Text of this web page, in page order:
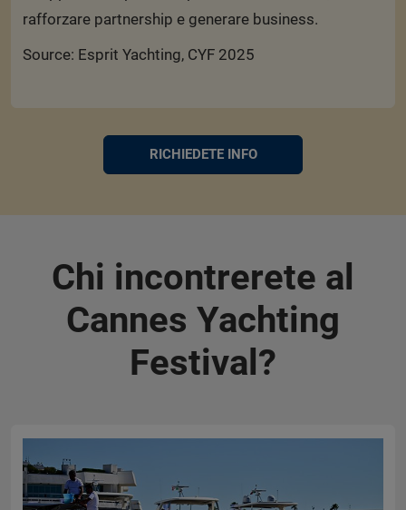
rafforzare partnership e generare business.
Source: Esprit Yachting, CYF 2025
RICHIEDETE INFO
Chi incontrerete al
Cannes Yachting
Festival?